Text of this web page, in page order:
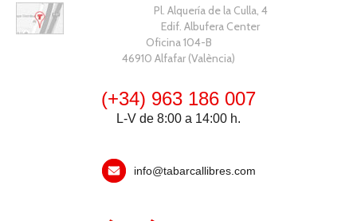
Pl. Alquería de la Culla, 4
Edif. Albufera Center
Oficina 104-B
46910 Alfafar (València)
(+34) 963 186 007
L-V de 8:00 a 14:00 h.
info@tabarcallibres.com